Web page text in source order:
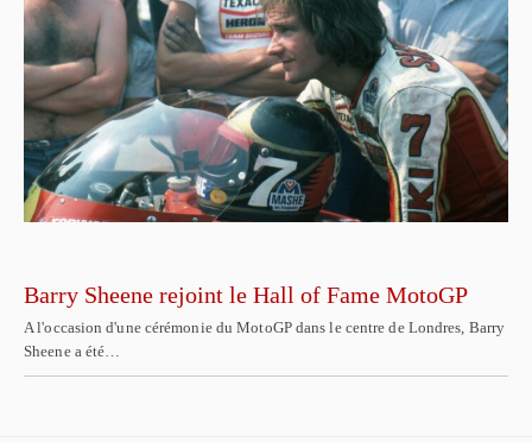
Barry Sheene rejoint le Hall of Fame MotoGP
A l'occasion d'une cérémonie du MotoGP dans le centre de Londres, Barry
Sheene a été…